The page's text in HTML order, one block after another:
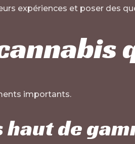
expériences et poser des
importants.
de